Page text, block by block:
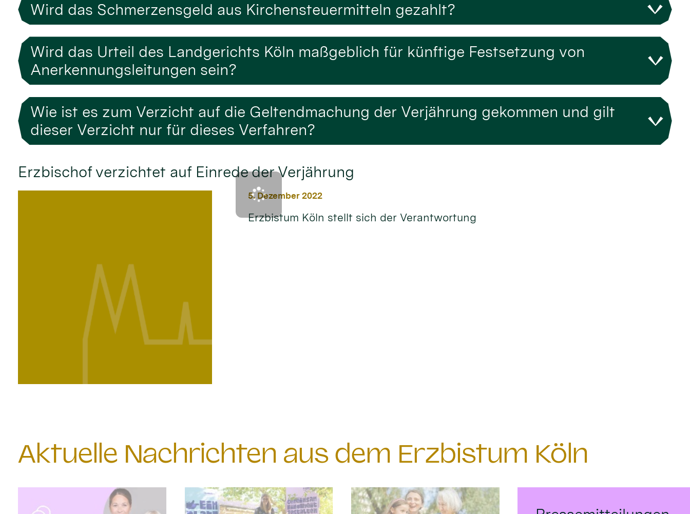
Wird das Schmerzensgeld aus Kirchensteuermitteln gezahlt?
Wird das Urteil des Landgerichts Köln maßgeblich für künftige Festsetzung von
Anerkennungsleitungen sein?
Wie ist es zum Verzicht auf die Geltendmachung der Verjährung gekommen und gilt
dieser Verzicht nur für dieses Verfahren?
Erzbischof verzichtet auf Einrede der Verjährung
5. Dezember 2022
Erzbistum Köln stellt sich der Verantwortung
Aktuelle Nachrichten aus dem Erzbistum Köln